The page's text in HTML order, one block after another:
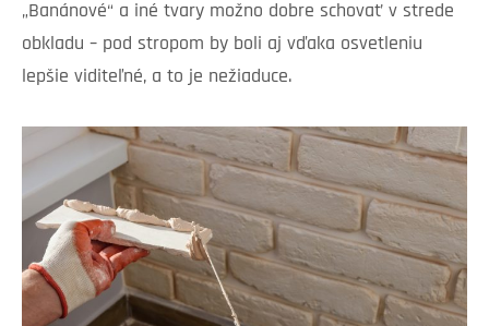
„Banánové“ a iné tvary možno dobre schovať v strede
obkladu – pod stropom by boli aj vďaka osvetleniu
lepšie viditeľné, a to je nežiaduce.